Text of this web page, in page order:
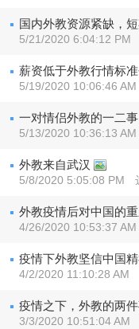
国内外教资源紧缺，
5/21/2020 6:04:12 PM
薪资低于外教行情标
5/19/2020 10:06:46 AM
一对情侣外教的一二事
5/13/2020 10:36:13 AM
外教来自武汉
5/8/2020 5:05:08 PM
外教疫情后对中国的
4/26/2020 10:53:37 AM
疫情下外教坚信中国精
4/2/2020 11:10:28 AM
疫情之下，外教的两
3/3/2020 10:51:04 AM